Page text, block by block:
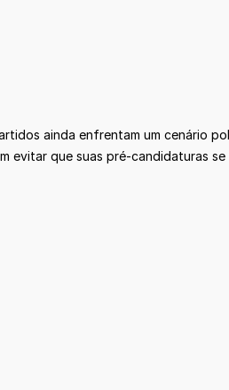
ainda enfrentam um cenário
evitar que suas pré-candidaturas